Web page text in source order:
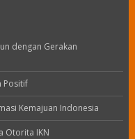
dengan Gerakan
Positif
Kemajuan Indonesia
Otorita IKN